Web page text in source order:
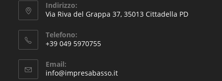
Indirizzo:
Via Riva del Grappa 37, 35013 Cittadella PD
Telefono:
+39 049 5970755
Email:
info@impresabasso.it